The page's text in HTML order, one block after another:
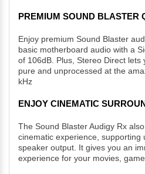
PREMIUM SOUND BLASTER
Enjoy premium Sound Blaster
basic motherboard audio with a
of 106dB. Plus, Stereo Direct lets
pure and unprocessed at the
kHz
ENJOY CINEMATIC
The Sound Blaster Audigy Rx
cinematic experience, supporting
speaker output. It gives you an
experience for your movies,